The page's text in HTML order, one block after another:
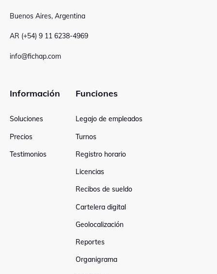
Buenos Aires, Argentina
AR (+54) 9 11 6238-4969
info@fichap.com
Información
Soluciones
Precios
Testimonios
Funciones
Legajo de empleados
Turnos
Registro horario
Licencias
Recibos de sueldo
Cartelera digital
Geolocalización
Reportes
Organigrama